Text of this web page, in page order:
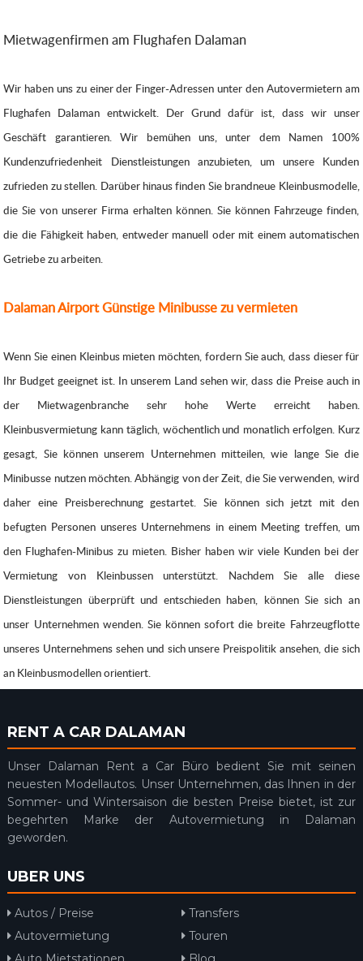
Mietwagenfirmen am Flughafen Dalaman
Wir haben uns zu einer der Finger-Adressen unter den Autovermietern am
Flughafen Dalaman entwickelt. Der Grund dafür ist, dass wir unser
Geschäft garantieren. Wir bemühen uns, unter dem Namen 100%
Kundenzufriedenheit Dienstleistungen anzubieten, um unsere Kunden
zufrieden zu stellen. Darüber hinaus finden Sie brandneue Kleinbusmodelle,
die Sie von unserer Firma erhalten können. Sie können Fahrzeuge finden,
die die Fähigkeit haben, entweder manuell oder mit einem automatischen
Getriebe zu arbeiten.
Dalaman Airport Günstige Minibusse zu vermieten
Wenn Sie einen Kleinbus mieten möchten, fordern Sie auch, dass dieser für
Ihr Budget geeignet ist. In unserem Land sehen wir, dass die Preise auch in
der Mietwagenbranche sehr hohe Werte erreicht haben.
Kleinbusvermietung kann täglich, wöchentlich und monatlich erfolgen. Kurz
gesagt, Sie können unserem Unternehmen mitteilen, wie lange Sie die
Minibusse nutzen möchten. Abhängig von der Zeit, die Sie verwenden, wird
daher eine Preisberechnung gestartet. Sie können sich jetzt mit den
befugten Personen unseres Unternehmens in einem Meeting treffen, um
den Flughafen-Minibus zu mieten. Bisher haben wir viele Kunden bei der
Vermietung von Kleinbussen unterstützt. Nachdem Sie alle diese
Dienstleistungen überprüft und entschieden haben, können Sie sich an
unser Unternehmen wenden. Sie können sofort die breite Fahrzeugflotte
unseres Unternehmens sehen und sich unsere Preispolitik ansehen, die sich
an Kleinbusmodellen orientiert.
RENT A CAR DALAMAN
Unser Dalaman Rent a Car Büro bedient Sie mit seinen
neuesten Modellautos. Unser Unternehmen, das Ihnen in der
Sommer- und Wintersaison die besten Preise bietet, ist zur
begehrten Marke der Autovermietung in Dalaman
geworden.
UBER UNS
Autos / Preise
Transfers
Autovermietung
Touren